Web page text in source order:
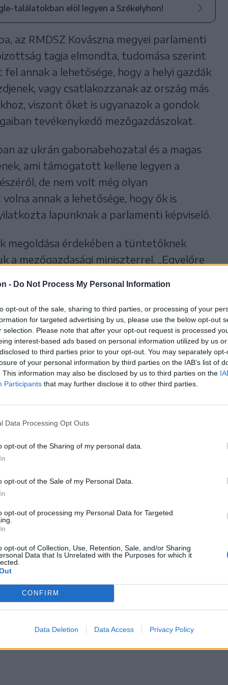
- Do Not Process My Personal Information
opt-out of the sale, sharing to third parties, or processing of your
for targeted advertising by us, please use the below opt-out
selection. Please note that after your opt-out request is processed
interest-based ads based on personal information utilized by us
to third parties prior to your opt-out. You may separately
of your personal information by third parties on the IAB’s list of
This information may also be disclosed by us to third parties on the
Participants that may further disclose it to other third parties.
Data Processing Opt Outs
opt-out of the Sharing of my personal data.
opt-out of the Sale of my Personal Data.
opt-out of processing my Personal Data for Targeted
opt-out of Collection, Use, Retention, Sale, and/or Sharing
Data that Is Unrelated with the Purposes for which it
CONFIRM
Data Deletion Data Access Privacy Policy
találatokban elöl legyen a Székelyhon!
az RMDSZ Kovászna megyei parlamenti
tagja elmondta, tudomása szerint
annak a lehetősége, hogy a helyi gazdák
vagy csatlakozzanak az ország más
viszont őket is ugyanazok a gondok
tevékenykedő mezőgazdászokat.
az ukrán gabonabehozatal és a magas
ami támogatott kellene legyen a
de nem volt még olyan
annak a lehetősége, hogy ők is
lapunknak a parlamenti képviselő.
megoldása érdekében a tüntetőknek
a mezőgazdasági miniszterrel. „Egyelőre
elvárásokat a tiltakozó gazdák, így
követelnek, melyek a problémáik” – húzta
véleménye szerint a tiltakozásnak politikai
ismert, hogy melyik gazdaszervezet
indultak, elsőként a fuvarozók
gépjármű-felelősségbiztosítások magas
majd a spontán tiltakozáshoz több gazda
képviselői elhatárolódtak a
hogy spontán tüntetésről van szó.
bejutni Bukarestbe, hogy a
hatósági engedély
feltartóztatták őket a
az ország több pontjáról
Bukarest bejáratainál vesztegelnek. Florin
elmondása szerint a tüntető gazdák eddig
meg őt, de „a minisztérium ajtaja
Péntek délután Marcel Ciolacu
a fuvarozók és a gazdák képviselőit.